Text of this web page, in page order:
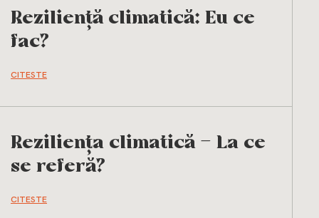
Reziliență climatică: Eu ce
fac?
CITESTE
Reziliența climatică – La ce
se referă?
CITESTE